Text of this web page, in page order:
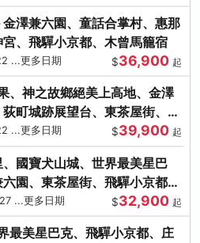
澤兼六園、童話合掌村、惠那
、飛驒小京都、木曾馬籠宿
...更多日期 $36,900 起
、神之故鄉絕美上高地、金澤
町城跡展望台、東茶屋街、名
...更多日期 $39,900 起
國寶犬山城、世界最美星巴
園、東茶屋街、飛驒小京都、
...更多日期 $32,900 起
最美星巴克、飛驒小京都、庄